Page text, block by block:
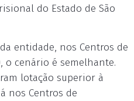
do Estado de São
entidade, nos Centros de
o cenário é semelhante.
lotação superior à
nos Centros de